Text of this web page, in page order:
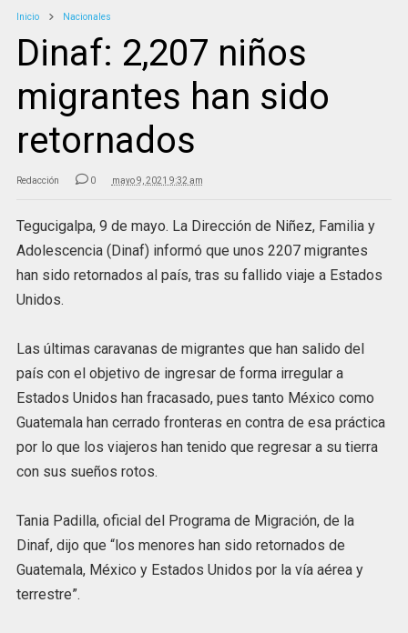
Inicio Nacionales
Dinaf: 2,207 niños
migrantes han sido
retornados
Redacción 0 mayo 9, 2021 9:32 am
Tegucigalpa, 9 de mayo. La Dirección de Niñez, Familia y
Adolescencia (Dinaf) informó que unos 2207 migrantes
han sido retornados al país, tras su fallido viaje a Estados
Unidos.
Las últimas caravanas de migrantes que han salido del
país con el objetivo de ingresar de forma irregular a
Estados Unidos han fracasado, pues tanto México como
Guatemala han cerrado fronteras en contra de esa práctica
por lo que los viajeros han tenido que regresar a su tierra
con sus sueños rotos.
Tania Padilla, oficial del Programa de Migración, de la
Dinaf, dijo que “los menores han sido retornados de
Guatemala, México y Estados Unidos por la vía aérea y
terrestre”.